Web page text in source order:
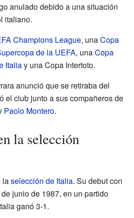
anulado debido a una situación
italiano.
Champions League, unaCopa
de la UEFA, unaCopa
Italiay una Copa Intertoto.
anunció que se retiraba del
el club junto a sus compañeros de
Paolo Montero.
la selección
laselección de Italia. Su debut con
junio de 1987, en un partido
ganó 3-1.